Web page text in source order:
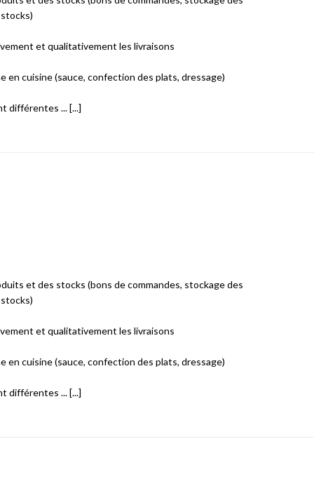
et qualitativement les livraisons
en cuisine (sauce, confection des plats, dressage)
différentes ... [...]
et des stocks (bons de commandes, stockage des
et qualitativement les livraisons
en cuisine (sauce, confection des plats, dressage)
différentes ... [...]